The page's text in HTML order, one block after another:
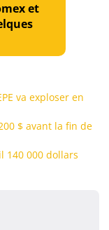
et
va exploser en
$ avant la fin de
140 000 dollars